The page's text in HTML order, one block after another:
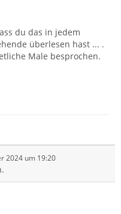
du das in jedem
überlesen hast ... .
Male besprochen.
2024 um 19:20